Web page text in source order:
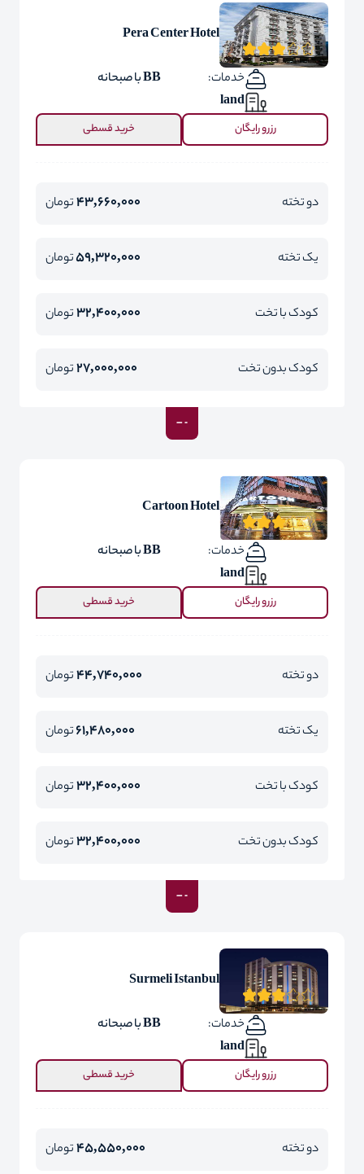
Pera Center Hotel
خدمات:
BB با صبحانه
land
رزرو رایگان خرید قسطی
دو تخته 43,660,000تومان
یک تخته 59,320,000تومان
کودک با تخت 32,400,000تومان
کودک بدون تخت 27,000,000تومان
Cartoon Hotel
خدمات:
BB با صبحانه
land
رزرو رایگان خرید قسطی
دو تخته 44,740,000تومان
یک تخته 61,480,000تومان
کودک با تخت 32,400,000تومان
کودک بدون تخت 32,400,000تومان
Surmeli Istanbul
خدمات:
BB با صبحانه
land
رزرو رایگان خرید قسطی
دو تخته 45,550,000تومان